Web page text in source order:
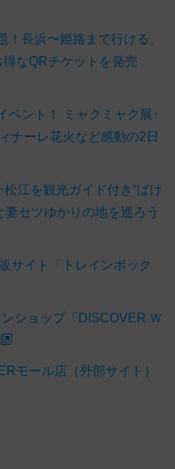
長浜〜姫路まで行ける、
なQRチケットを発売
ベント！ ミャクミャク展･
ナーレ花火など感動の2日
江を観光ガイド付き“ばけ
妻セツゆかりの地を巡ろう
サイト「トレインボック
ショップ「DISCOVER Ｗ
モール店（外部サイト）